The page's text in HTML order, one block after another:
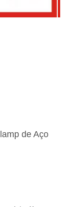
de Aço